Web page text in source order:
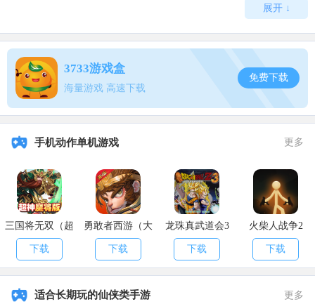
宠物培养
升宠物的属性 。
展开 ↓
3733游戏盒
海量游戏 高速下载
免费下载
手机动作单机游戏 更多
三国将无双（超
神魔将版）
下载
勇敢者西游（大
乱斗）
下载
龙珠真武道会3
下载
火柴人战争2
下载
适合长期玩的仙侠类手游 更多